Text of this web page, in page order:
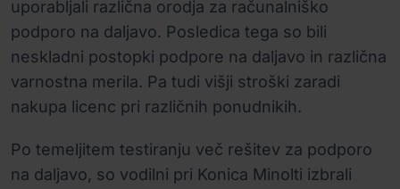
uporabljali različna orodja za računalniško
podporo na daljavo. Posledica tega so bili
neskladni postopki podpore na daljavo in različna
varnostna merila. Pa tudi višji stroški zaradi
nakupa licenc pri različnih ponudnikih.
Po temeljitem testiranju več rešitev za podporo
na daljavo, so vodilni pri Konica Minolti izbrali